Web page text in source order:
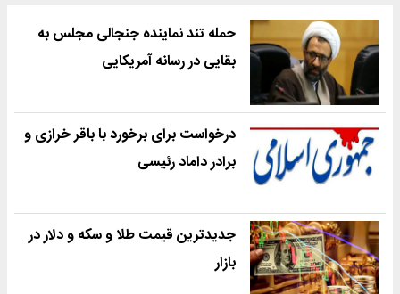
حمله تند نماینده جنجالی مجلس به
بقایی در رسانه آمریکایی
درخواست برای برخورد با باقر خرازی و
برادر داماد رئیسی
جدیدترین قیمت طلا و سکه و دلار در
بازار